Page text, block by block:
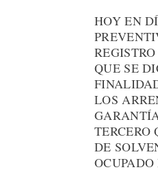
HOY EN
QUE SE
LOS
DE